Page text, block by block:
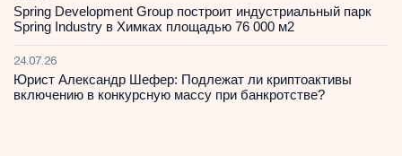
Spring Development Group построит индустриальный парк
Spring Industry в Химках площадью 76 000 м2
24.07.26
Юрист Александр Шефер: Подлежат ли криптоактивы
включению в конкурсную массу при банкротстве?